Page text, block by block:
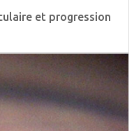
et progression